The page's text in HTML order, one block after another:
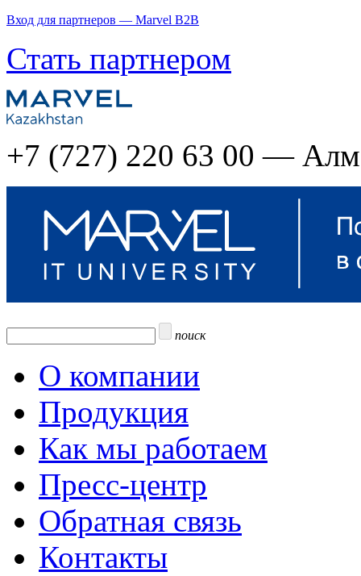
Вход для партнеров — Marvel B2B
Стать партнером
+7 (727) 220 63 00 —
поиск
О компании
Продукция
Как мы работаем
Пресс-центр
Обратная связь
Контакты